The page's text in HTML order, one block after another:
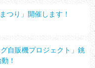
つり」開催します！
自販機プロジェクト」銚
！